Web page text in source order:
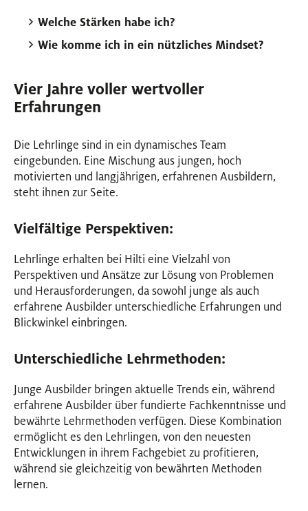
Welche Stärken habe ich?
Wie komme ich in ein nützliches Mindset?
Vier Jahre voller wertvoller
Erfahrungen
Die Lehrlinge sind in ein dynamisches Team
eingebunden. Eine Mischung aus jungen, hoch
motivierten und langjährigen, erfahrenen Ausbildern,
steht ihnen zur Seite.
Vielfältige Perspektiven:
Lehrlinge erhalten bei Hilti eine Vielzahl von
Perspektiven und Ansätze zur Lösung von Problemen
und Herausforderungen, da sowohl junge als auch
erfahrene Ausbilder unterschiedliche Erfahrungen und
Blickwinkel einbringen.
Unterschiedliche Lehrmethoden:
Junge Ausbilder bringen aktuelle Trends ein, während
erfahrene Ausbilder über fundierte Fachkenntnisse und
bewährte Lehrmethoden verfügen. Diese Kombination
ermöglicht es den Lehrlingen, von den neuesten
Entwicklungen in ihrem Fachgebiet zu profitieren,
während sie gleichzeitig von bewährten Methoden
lernen.